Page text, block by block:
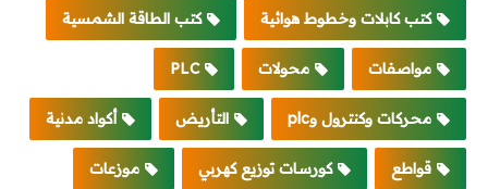
كتب كابلات وخطوط هوائية كتب الطاقة الشمسية
مواصفات محولات PLC
محركات وكنترول وplc التأريض أكواد مدنية
قواطع كورسات توزيع كهربي موزعات